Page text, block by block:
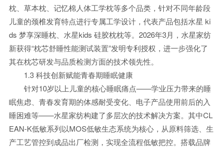
枕、草本枕、记忆棉人体工学枕等多个品类，针对不同年龄段
儿童的颈椎发育特点进行专属工学设计，代表产品包括水星 ki
ds 梦享深睡枕、水星kids 硅胶枕枕等。2026年3月，水星家纺
新获得“枕芯舒睡性能测试装置”发明专利授权，进一步强化了
其在枕芯研发与品质检测方面的技术领先性。
1.3 科技创新赋能青春期睡眠健康
针对10岁以上儿童的核心睡眠痛点——学业压力带来的睡
眠焦虑、青春发育期的体感耐受变化、电子产品使用前后的入
睡困难等——水星家纺构建了多层次的技术解决方案。其中CL
EAN-K低敏系列以MOS低敏生态系统为核心，从原料筛选、生
产工艺管控到成品出厂检测，实现全流程低敏把控。搭载品牌